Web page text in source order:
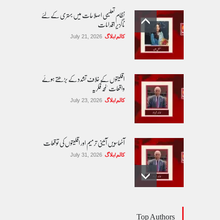
نظام تعلیمی اصلاحات میں بہتری کے لئے
ناگزیر اقدامات
کالم/بلاگ July 21, 2026
اقلیتوں کے خلاف تشدد کے بڑھتے ہوئے
واقعات 'لمحہ فکریہ
کالم/بلاگ July 23, 2026
آٹھاسویں آئینی ترمیم اور اقلیتوں کی توقعات
کالم/بلاگ July 31, 2026